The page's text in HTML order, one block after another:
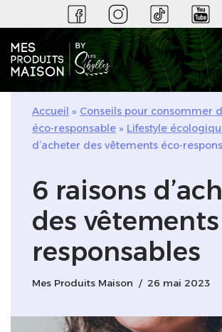
au
contenu
Accueil » Conseils pour consommer
éco-responsable » Lifestyle
d’acheter des vêtements éco-
6 raisons
des
responsables
Mes Produits Maison 26 mai 2023